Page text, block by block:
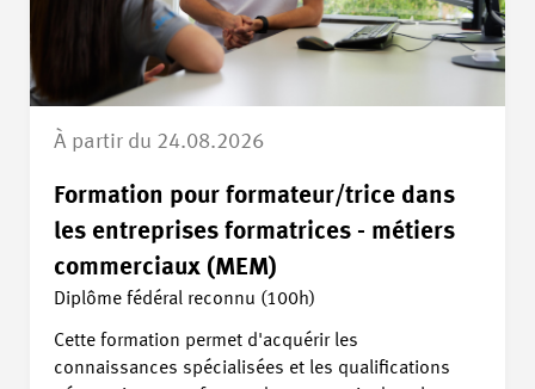
À partir du 24.08.2026
Formation pour formateur/trice dans
les entreprises formatrices - métiers
commerciaux (MEM)
Diplôme fédéral reconnu (100h)
Cette formation permet d'acquérir les
connaissances spécialisées et les qualifications